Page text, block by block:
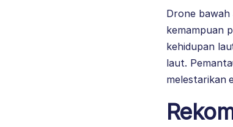
Drone
kemampuan
kehidupan
laut.
melestarikan